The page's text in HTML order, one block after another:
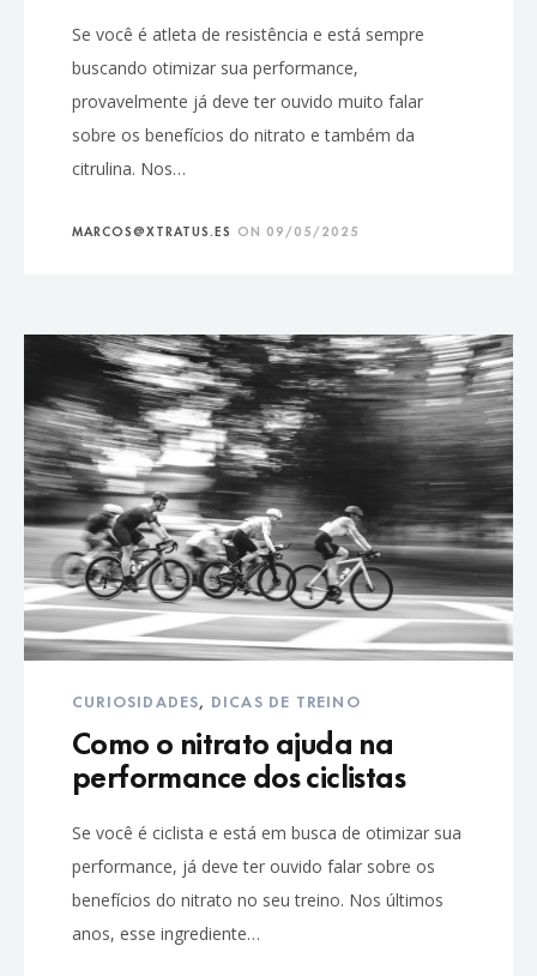
Se você é atleta de resistência e está sempre
buscando otimizar sua performance,
provavelmente já deve ter ouvido muito falar
sobre os benefícios do nitrato e também da
citrulina. Nos…
MARCOS@XTRATUS.ES ON 09/05/2025
CURIOSIDADES, DICAS DE TREINO
Como o nitrato ajuda na
performance dos ciclistas
Se você é ciclista e está em busca de otimizar sua
performance, já deve ter ouvido falar sobre os
benefícios do nitrato no seu treino. Nos últimos
anos, esse ingrediente…